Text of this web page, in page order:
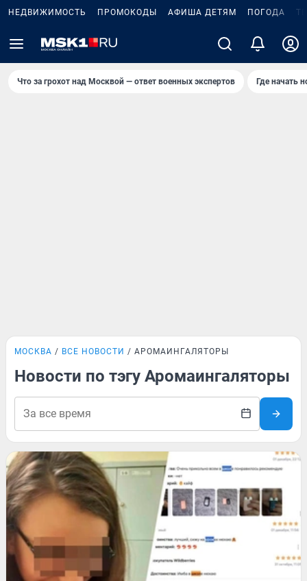
НЕДВИЖИМОСТЬ ПРОМОКОДЫ АФИША ДЕТЯМ ПОГОДА
Что за грохот над Москвой — ответ военных экспертов Где начать
МОСКВА ВСЕ НОВОСТИ АРОМАИНГАЛЯТОРЫ
Новости по тэгу Аромаингаляторы